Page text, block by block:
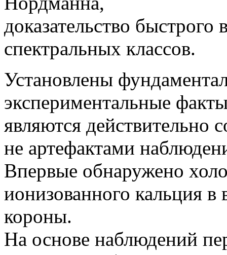
доказательство
спектральных классов.
Установлены
экспериментальные
являются действительно
не артефактами
Впервые обнаружено
ионизованного кальция в
короны.
На основе наблюдений